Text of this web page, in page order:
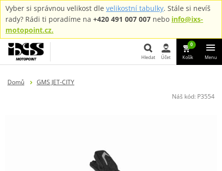
Vyber si správnou velikost dle velikostní tabulky. Stále si nevíš
rady? Rádi ti poradíme na +420 491 007 007 nebo info@ixs-
motopoint.cz.
Hledat Účet
0
Košík Menu
Domů
GMS JET-CITY
Náš kód: P3554